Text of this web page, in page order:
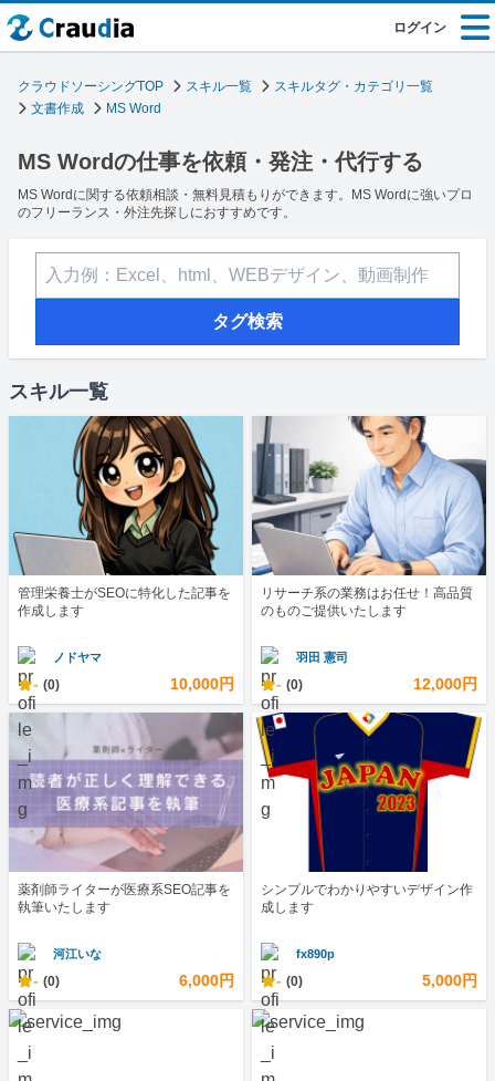
ログイン
クラウドソーシングTOP スキル一覧
スキルタグ・カテゴリ一覧
文書作成
MS Word
MS Wordの仕事を依頼・発注・代行する
MS Wordに関する依頼相談・無料見積もりができます。MS Wordに強いプロ
のフリーランス・外注先探しにおすすめです。
タグ検索
スキル一覧
管理栄養士がSEOに特化した記事を
作成します
ノドヤマ
- (0) 10,000円
リサーチ系の業務はお任せ！高品質
のものご提供いたします
羽田 憲司
- (0) 12,000円
薬剤師ライターが医療系SEO記事を
執筆いたします
河江いな
- (0) 6,000円
シンプルでわかりやすいデザイン作
成します
fx890p
- (0) 5,000円